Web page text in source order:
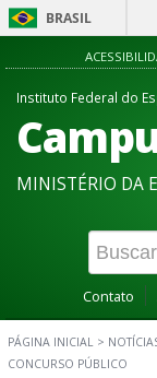
BRASIL
Instituto Federal do
MINISTÉRIO DA
Contato
PÁGINA INICIAL >
CONCURSO PÚBLICO